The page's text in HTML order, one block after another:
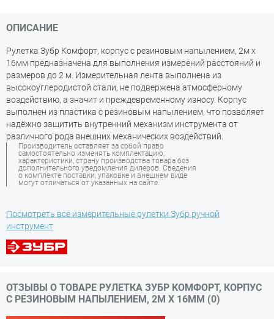
ОПИСАНИЕ
Рулетка Зубр Комфорт, корпус с резиновым напылением, 2м х
16мм предназначена для выполнения измерений расстояний и
размеров до 2 м. Измерительная лента выполнена из
высокоуглеродистой стали, не подвержена атмосферному
воздействию, а значит и преждевременному износу. Корпус
выполнен из пластика с резиновым напылением, что позволяет
надёжно защитить внутренний механизм инструмента от
различного рода внешних механических воздействий.
Производитель оставляет за собой право
самостоятельно изменять комплектацию,
характеристики, страну производства товара без
дополнительного уведомления дилеров. Сведения
о комплекте поставки, упаковке и внешнем виде
могут отличаться от указанных на сайте.
Посмотреть все измерительные рулетки Зубр ручной
инструмент
ОТЗЫВЫ О ТОВАРЕ РУЛЕТКА ЗУБР КОМФОРТ, КОРПУС
С РЕЗИНОВЫМ НАПЫЛЕНИЕМ, 2М Х 16ММ (0)